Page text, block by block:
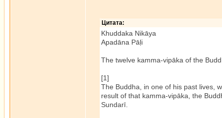
Цитата:
Khuddaka Nikāya
Apadāna Pāḷi
The twelve kamma-vipāka of the
[1]
The Buddha, in one of his past lives,
result of that kamma-vipāka, the
Sundarī.